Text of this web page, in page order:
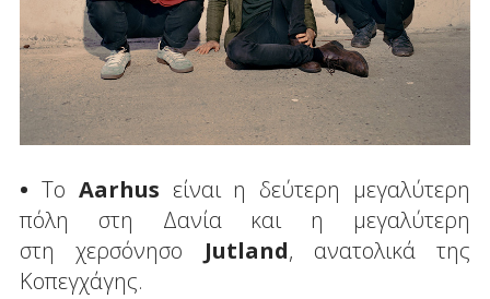
• Το Aarhus είναι η δεύτερη μεγαλύτερη
πόλη στη Δανία και η μεγαλύτερη
στη χερσόνησο Jutland, ανατολικά της
Κοπεγχάγης.